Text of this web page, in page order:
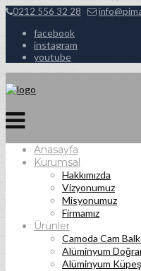
0212 556 32 28
facebook
instagram
youtube
Anasayfa
Kurumsal
Hakkımızda
Vizyonumuz
Misyonumuz
Firmamız
Ürünler
Camoda Cam
Alüminyum
Alüminyum